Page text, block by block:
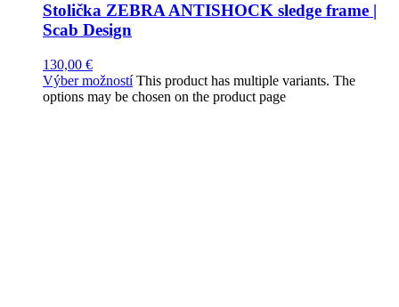
Stolička ZEBRA ANTISHOCK sledge frame |
Scab Design
130,00 €
Výber možností This product has multiple variants. The
options may be chosen on the product page